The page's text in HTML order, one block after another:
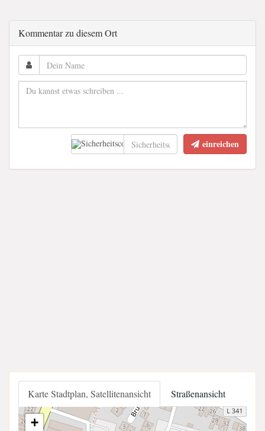
Kommentar zu diesem Ort
einreichen
Karte Stadtplan, Satellitenansicht Straßenansicht
+